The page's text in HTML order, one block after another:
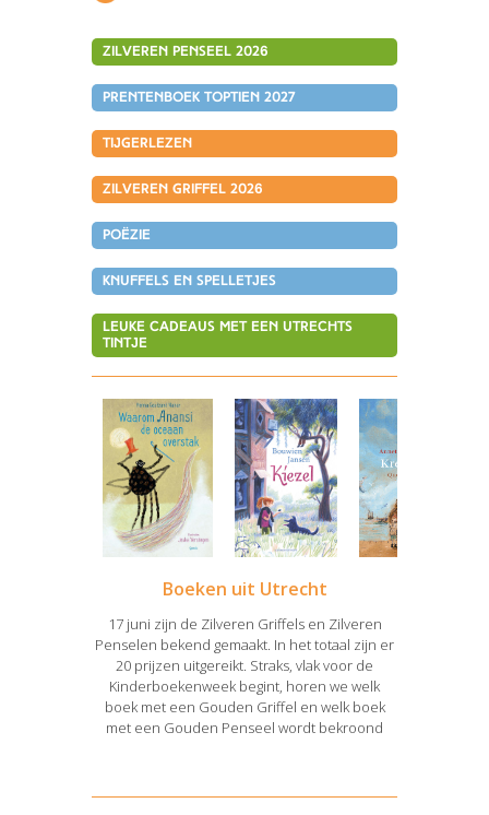
Zilveren Penseel 2026
Prentenboek TopTien 2027
tijgerlezen
Zilveren Griffel 2026
Poëzie
Knuffels en spelletjes
Leuke cadeaus met een Utrechts
tintje
Boeken uit Utrecht
17 juni zijn de Zilveren Griffels en Zilveren
Penselen bekend gemaakt. In het totaal zijn er
20 prijzen uitgereikt. Straks, vlak voor de
Kinderboekenweek begint, horen we welk
boek met een Gouden Griffel en welk boek
met een Gouden Penseel wordt bekroond